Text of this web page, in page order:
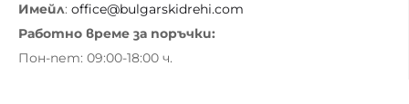
Имейл: office@bulgarskidrehi.com
Работно време за поръчки:
Пон-пет: 09:00-18:00 ч.